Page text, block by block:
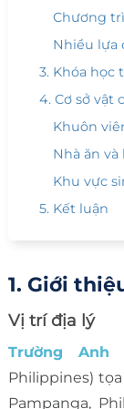
Chương
Nhiều lựa
3. Khóa học
4. Cơ sở vật
Khuôn
Nhà ăn
Khu vực
5. Kết luận
1. Giới
Vị trí địa lý
Trường Anh
Philippines)
Pampanga,